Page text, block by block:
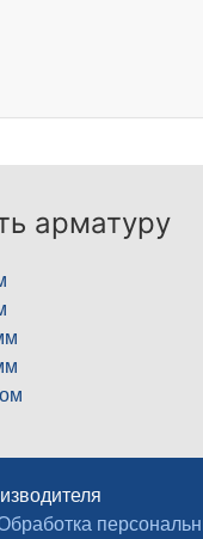
арматуру